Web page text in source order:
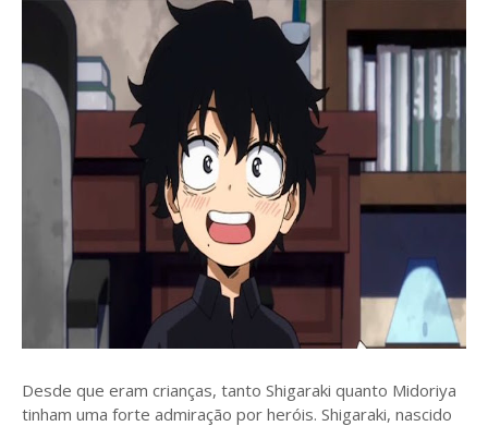
Desde que eram crianças, tanto Shigaraki quanto Midoriya
tinham uma forte admiração por heróis. Shigaraki, nascido